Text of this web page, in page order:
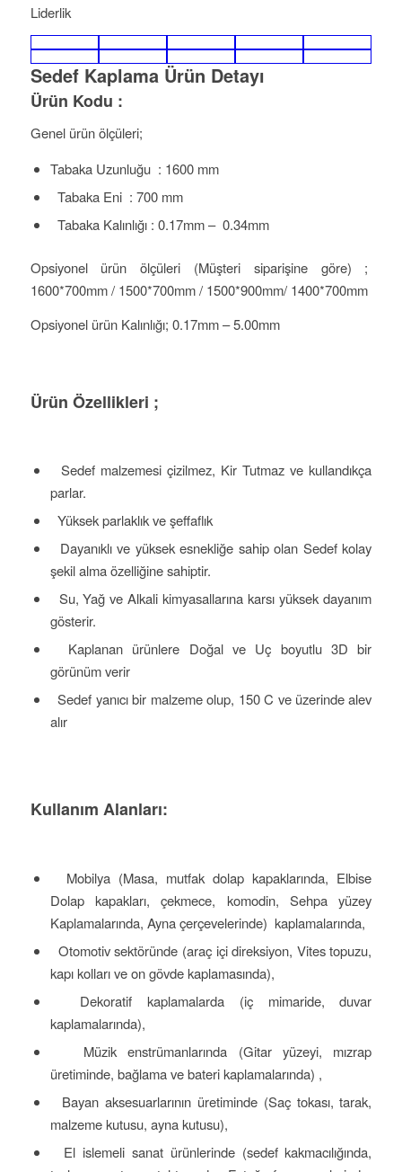
Liderlik
Sedef Kaplama Ürün Detayı
Ürün Kodu :
Genel ürün ölçüleri;
Tabaka Uzunluğu : 1600 mm
Tabaka Eni : 700 mm
Tabaka Kalınlığı : 0.17mm – 0.34mm
Opsiyonel ürün ölçüleri (Müşteri siparişine göre) ;
1600*700mm / 1500*700mm / 1500*900mm/ 1400*700mm
Opsiyonel ürün Kalınlığı; 0.17mm – 5.00mm
Ürün Özellikleri ;
Sedef malzemesi çizilmez, Kir Tutmaz ve kullandıkça
parlar.
Yüksek parlaklık ve şeffaflık
Dayanıklı ve yüksek esnekliğe sahip olan Sedef kolay
şekil alma özelliğine sahiptir.
Su, Yağ ve Alkali kimyasallarına karsı yüksek dayanım
gösterir.
Kaplanan ürünlere Doğal ve Uç boyutlu 3D bir
görünüm verir
Sedef yanıcı bir malzeme olup, 150 C ve üzerinde alev
alır
Kullanım Alanları:
Mobilya (Masa, mutfak dolap kapaklarında, Elbise
Dolap kapakları, çekmece, komodin, Sehpa yüzey
Kaplamalarında, Ayna çerçevelerinde) kaplamalarında,
Otomotiv sektöründe (araç içi direksiyon, Vites topuzu,
kapı kolları ve on gövde kaplamasında),
Dekoratif kaplamalarda (iç mimaride, duvar
kaplamalarında),
Müzik enstrümanlarında (Gitar yüzeyi, mızrap
üretiminde, bağlama ve bateri kaplamalarında) ,
Bayan aksesuarlarının üretiminde (Saç tokası, tarak,
malzeme kutusu, ayna kutusu),
El islemeli sanat ürünlerinde (sedef kakmacılığında,